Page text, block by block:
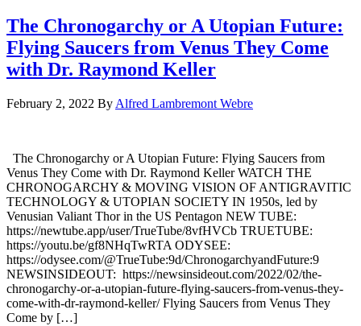
The Chronogarchy or A Utopian Future:
Flying Saucers from Venus They Come
with Dr. Raymond Keller
February 2, 2022 By Alfred Lambremont Webre
The Chronogarchy or A Utopian Future: Flying Saucers from
Venus They Come with Dr. Raymond Keller WATCH THE
CHRONOGARCHY & MOVING VISION OF ANTIGRAVITIC
TECHNOLOGY & UTOPIAN SOCIETY IN 1950s, led by
Venusian Valiant Thor in the US Pentagon NEW TUBE:
https://newtube.app/user/TrueTube/8vfHVCb TRUETUBE:
https://youtu.be/gf8NHqTwRTA ODYSEE:
https://odysee.com/@TrueTube:9d/ChronogarchyandFuture:9
NEWSINSIDEOUT: https://newsinsideout.com/2022/02/the-
chronogarchy-or-a-utopian-future-flying-saucers-from-venus-they-
come-with-dr-raymond-keller/ Flying Saucers from Venus They
Come by […]